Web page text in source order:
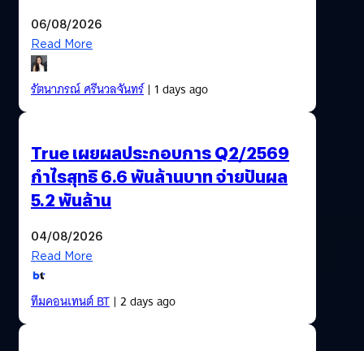
06/08/2026
Read More
รัตนาภรณ์ ศรีนวลจันทร์| 1 days ago
True เผยผลประกอบการ Q2/2569
กำไรสุทธิ 6.6 พันล้านบาท จ่ายปันผล
5.2 พันล้าน
04/08/2026
Read More
ทีมคอนเทนต์ BT| 2 days ago